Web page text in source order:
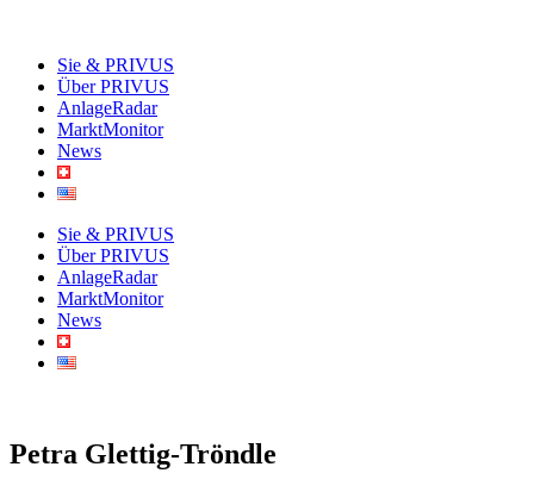
Sie & PRIVUS
Über PRIVUS
AnlageRadar
MarktMonitor
News
Sie & PRIVUS
Über PRIVUS
AnlageRadar
MarktMonitor
News
Petra Glettig-Tröndle